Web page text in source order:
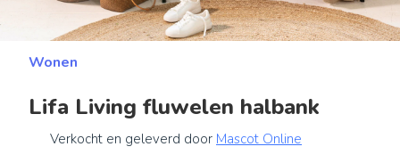
Wonen
Lifa Living fluwelen halbank
Verkocht en geleverd door Mascot Online